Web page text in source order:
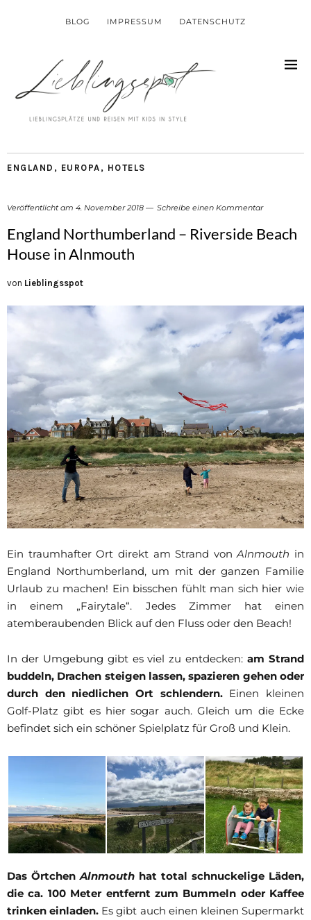
BLOG IMPRESSUM DATENSCHUTZ
ENGLAND , EUROPA , HOTELS
Veröffentlicht am 4. November 2018 Schreibe einen Kommentar
England Northumberland – Riverside Beach
House in Alnmouth
von Lieblingsspot
Ein traumhafter Ort direkt am Strand vonAlnmouth in
England Northumberland, um mit der ganzen Familie
Urlaub zu machen! Ein bisschen fühlt man sich hier wie
in einem „Fairytale“. Jedes Zimmer hat einen
atemberaubenden Blick auf den Fluss oder den Beach!
In der Umgebung gibt es viel zu entdecken:am Strand
buddeln, Drachen steigen lassen, spazieren gehen oder
durch den niedlichen Ort schlendern.Einen kleinen
Golf-Platz gibt es hier sogar auch. Gleich um die Ecke
befindet sich ein schöner Spielplatz für Groß und Klein.
Das Örtchen Alnmouth hat total schnuckelige Läden,
die ca. 100 Meter entfernt zum Bummeln oder Kaffee
trinken einladen. Es gibt auch einen kleinen Supermarkt